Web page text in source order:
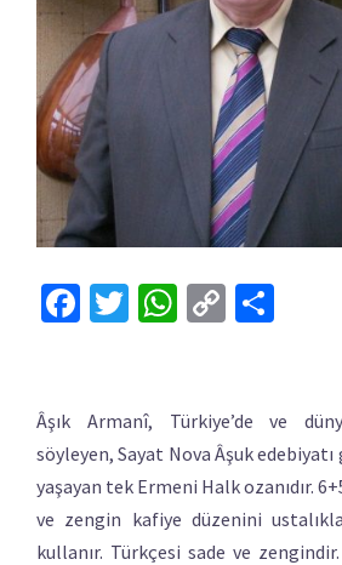
Facebook
Twitter
WhatsApp
Copy
Âşık Armanî, Türkiye’de ve
söyleyen, Sayat Nova Âşuk
yaşayan tek Ermeni Halk ozanıdır.
ve zengin kafiye düzenini
kullanır. Türkçesi sade ve